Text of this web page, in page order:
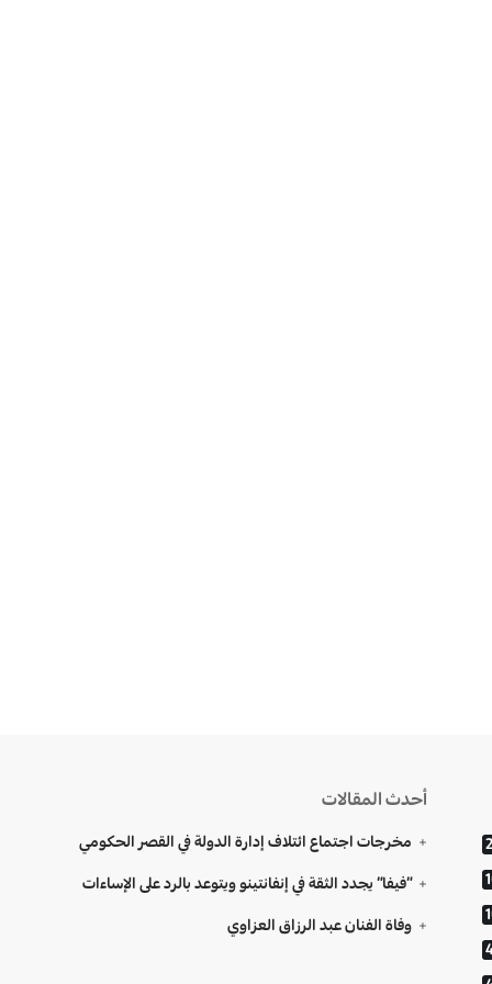
أحدث المقالات
مخرجات اجتماع ائتلاف إدارة الدولة في القصر الحكومي
“فيفا” يجدد الثقة في إنفانتينو ويتوعد بالرد على الإساءات
وفاة الفنان عبد الرزاق العزاوي